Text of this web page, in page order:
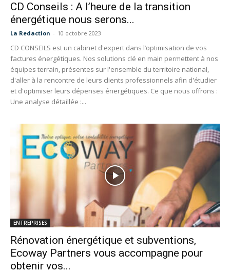
CD Conseils : A l’heure de la transition
énergétique nous serons...
La Redaction - 10 octobre 2023
CD CONSEILS est un cabinet d'expert dans l’optimisation de vos
factures énergétiques. Nos solutions clé en main permettent à nos
équipes terrain, présentes sur l'ensemble du territoire national,
d'aller à la rencontre de leurs clients professionnels afin d'étudier
et d'optimiser leurs dépenses énergétiques. Ce que nous offrons :
Une analyse détaillée :...
ENTREPRISES
Rénovation énergétique et subventions,
Ecoway Partners vous accompagne pour
obtenir vos...